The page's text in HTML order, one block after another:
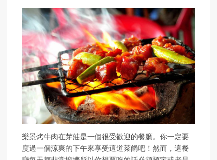
樂景烤牛肉在芽莊是一個很受歡迎的餐廳。你一定要
度過一個涼爽的下午來享受這道菜餚吧！然而，這餐